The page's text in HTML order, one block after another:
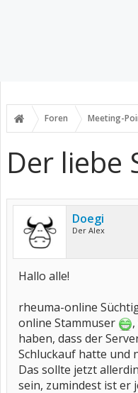
Foren Meeting-
Der liebe
Doegi
Der Alex
Hallo alle!
rheuma-online
online Stammuser
haben, dass der
Schluckauf hatte und
Das sollte jetzt
sein, zumindest ist er